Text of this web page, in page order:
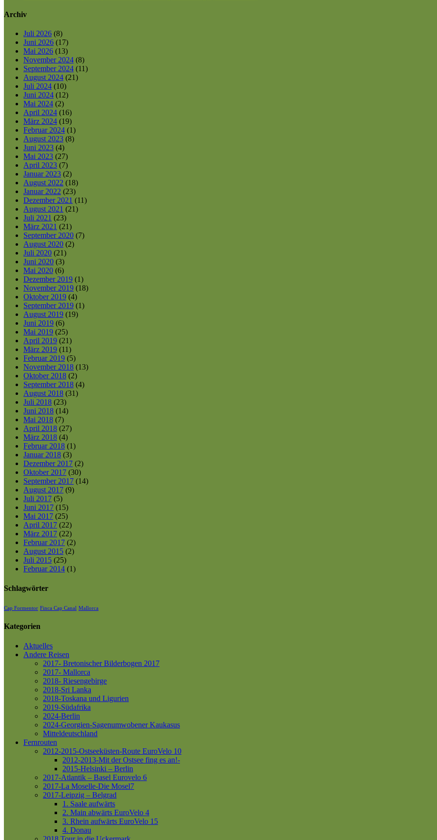
Archiv
Juli 2026 (8)
Juni 2026 (17)
Mai 2026 (13)
November 2024 (8)
September 2024 (11)
August 2024 (21)
Juli 2024 (10)
Juni 2024 (12)
Mai 2024 (2)
April 2024 (16)
März 2024 (19)
Februar 2024 (1)
August 2023 (8)
Juni 2023 (4)
Mai 2023 (27)
April 2023 (7)
Januar 2023 (2)
August 2022 (18)
Januar 2022 (23)
Dezember 2021 (11)
August 2021 (21)
Juli 2021 (23)
März 2021 (21)
September 2020 (7)
August 2020 (2)
Juli 2020 (21)
Juni 2020 (3)
Mai 2020 (6)
Dezember 2019 (1)
November 2019 (18)
Oktober 2019 (4)
September 2019 (1)
August 2019 (19)
Juni 2019 (6)
Mai 2019 (25)
April 2019 (21)
März 2019 (11)
Februar 2019 (5)
November 2018 (13)
Oktober 2018 (2)
September 2018 (4)
August 2018 (31)
Juli 2018 (23)
Juni 2018 (14)
Mai 2018 (7)
April 2018 (27)
März 2018 (4)
Februar 2018 (1)
Januar 2018 (3)
Dezember 2017 (2)
Oktober 2017 (30)
September 2017 (14)
August 2017 (9)
Juli 2017 (5)
Juni 2017 (15)
Mai 2017 (25)
April 2017 (22)
März 2017 (22)
Februar 2017 (2)
August 2015 (2)
Juli 2015 (25)
Februar 2014 (1)
Schlagwörter
Cap Formentor Finca Cap Canal Mallorca
Kategorien
Aktuelles
Andere Reisen
2017- Bretonischer Bilderbogen 2017
2017- Mallorca
2018- Riesengebirge
2018-Sri Lanka
2018-Toskana und Ligurien
2019-Südafrika
2024-Berlin
2024-Georgien-Sagenumwobener Kaukasus
Mitteldeutschland
Fernrouten
2012-2015-Ostseeküsten-Route EuroVelo 10
2012-2013-Mit der Ostsee fing es an!-
2015-Helsinki – Berlin
2017-Atlantik – Basel Eurovelo 6
2017-La Moselle-Die Mosel7
2017-Leipzig – Belgrad
1. Saale aufwärts
2. Main abwärts EuroVelo 4
3. Rhein aufwärts EuroVelo 15
4. Donau